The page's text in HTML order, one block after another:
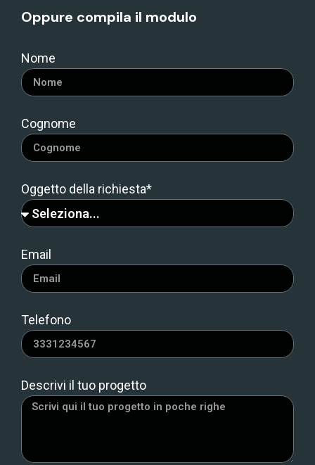
Oppure compila il modulo
Nome
Cognome
Oggetto della richiesta*
Email
Telefono
Descrivi il tuo progetto